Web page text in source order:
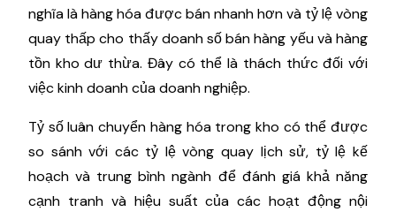
nghĩa là hàng hóa được bán nhanh hơn và tỷ lệ vòng
quay thấp cho thấy doanh số bán hàng yếu và hàng
tồn kho dư thừa. Đây có thể là thách thức đối với
việc kinh doanh của doanh nghiệp.
Tỷ số luân chuyển hàng hóa trong kho có thể được
so sánh với các tỷ lệ vòng quay lịch sử, tỷ lệ kế
hoạch và trung bình ngành để đánh giá khả năng
cạnh tranh và hiệu suất của các hoạt động nội